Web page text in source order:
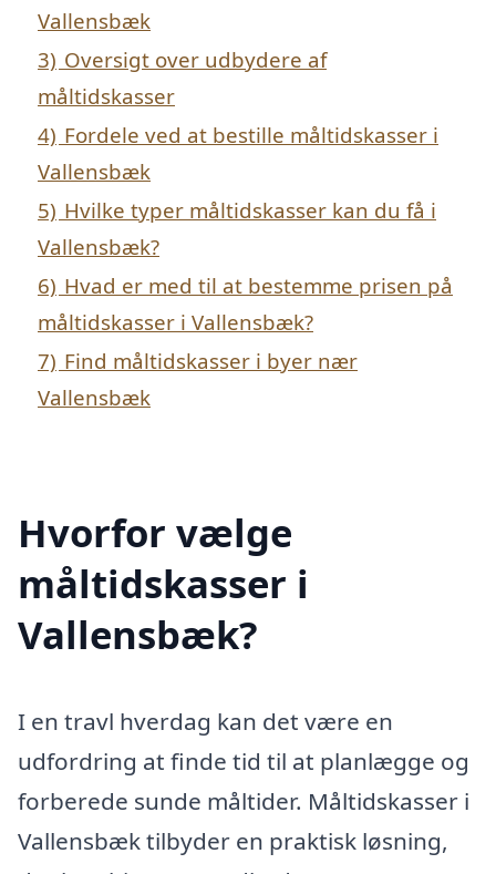
Vallensbæk
3) Oversigt over udbydere af
måltidskasser
4) Fordele ved at bestille måltidskasser i
Vallensbæk
5) Hvilke typer måltidskasser kan du få i
Vallensbæk?
6) Hvad er med til at bestemme prisen på
måltidskasser i Vallensbæk?
7) Find måltidskasser i byer nær
Vallensbæk
Hvorfor vælge
måltidskasser i
Vallensbæk?
I en travl hverdag kan det være en
udfordring at finde tid til at planlægge og
forberede sunde måltider. Måltidskasser i
Vallensbæk tilbyder en praktisk løsning,